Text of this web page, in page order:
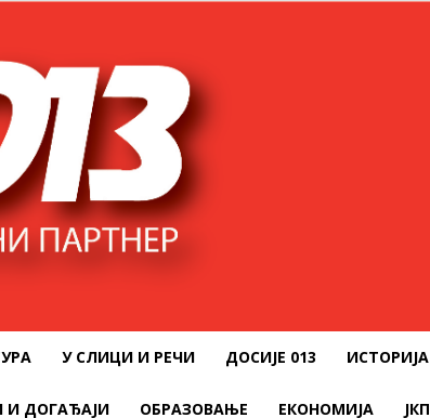
У СЛИЦИ И РЕЧИ ДОСИЈЕ 013 ИСТОРИЈА
ДОГАЂАЈИ ОБРАЗОВАЊЕ ЕКОНОМИЈА ЈКП